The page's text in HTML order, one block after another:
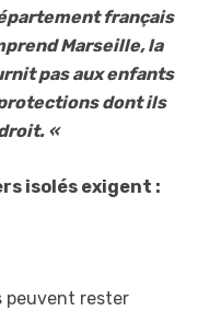
français
Marseille, la
pas aux enfants
dont ils
«
isolés exigent :
peuvent rester